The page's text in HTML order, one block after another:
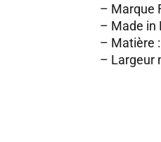
– Marque
– Made in
– Matière
– Largeur